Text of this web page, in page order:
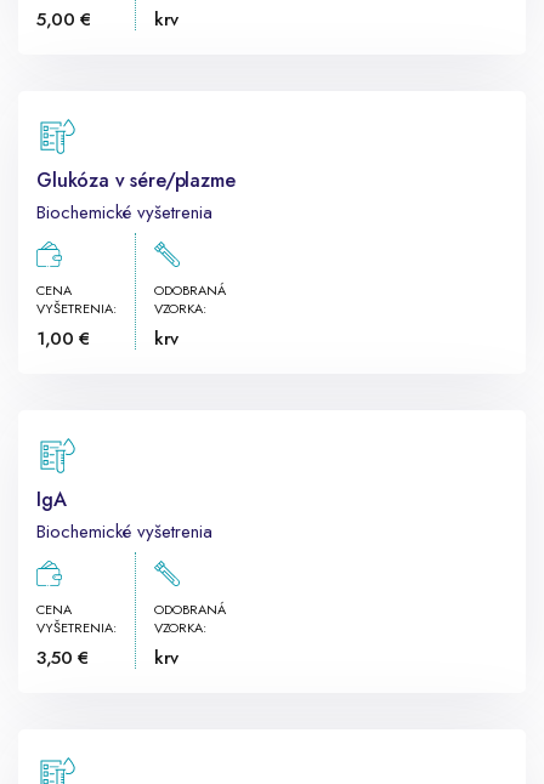
5,00 € krv
Glukóza v sére/plazme
Biochemické vyšetrenia
CENA
VYŠETRENIA:
1,00 €
ODOBRANÁ
VZORKA:
krv
IgA
Biochemické vyšetrenia
CENA
VYŠETRENIA:
3,50 €
ODOBRANÁ
VZORKA:
krv